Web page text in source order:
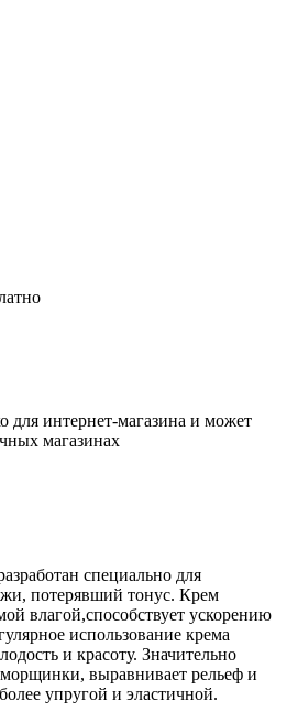
для интернет-магазина и может
магазинах
специально для
потерявший тонус. Крем
влагой,способствует ускорению
использование крема
и красоту. Значительно
выравнивает рельеф и
упругой и эластичной.